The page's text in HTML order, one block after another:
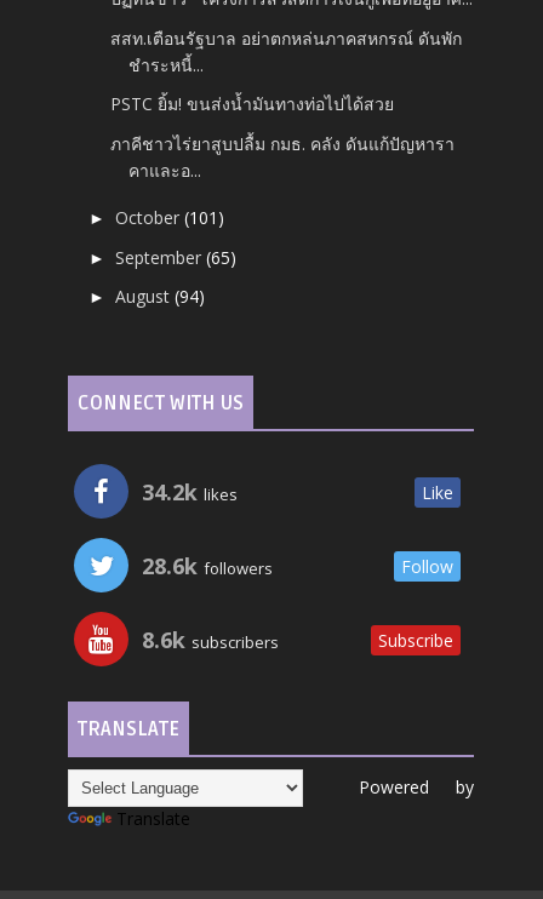
สสท.เตือนรัฐบาล อย่าตกหล่นภาคสหกรณ์ ดันพัก
ชำระหนี้...
PSTC ยิ้ม! ขนส่งน้ำมันทางท่อไปได้สวย
ภาคีชาวไร่ยาสูบปลื้ม กมธ. คลัง ดันแก้ปัญหารา
คาและอ...
►October(101)
►September(65)
►August(94)
CONNECT WITH US
34.2k likes Like
28.6k followers Follow
8.6k subscribers Subscribe
TRANSLATE
Powered by
Translate